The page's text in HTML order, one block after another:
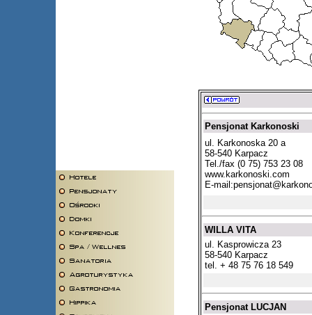
Pensjonat Karkonoski
ul. Karkonoska 20 a
58-540 Karpacz
Tel./fax (0 75) 753 23 08
www.karkonoski.com
E-mail:
WILLA VITA
ul. Kasprowicza 23
58-540 Karpacz
tel. + 48 75 76 18 549
Pensjonat LUCJAN